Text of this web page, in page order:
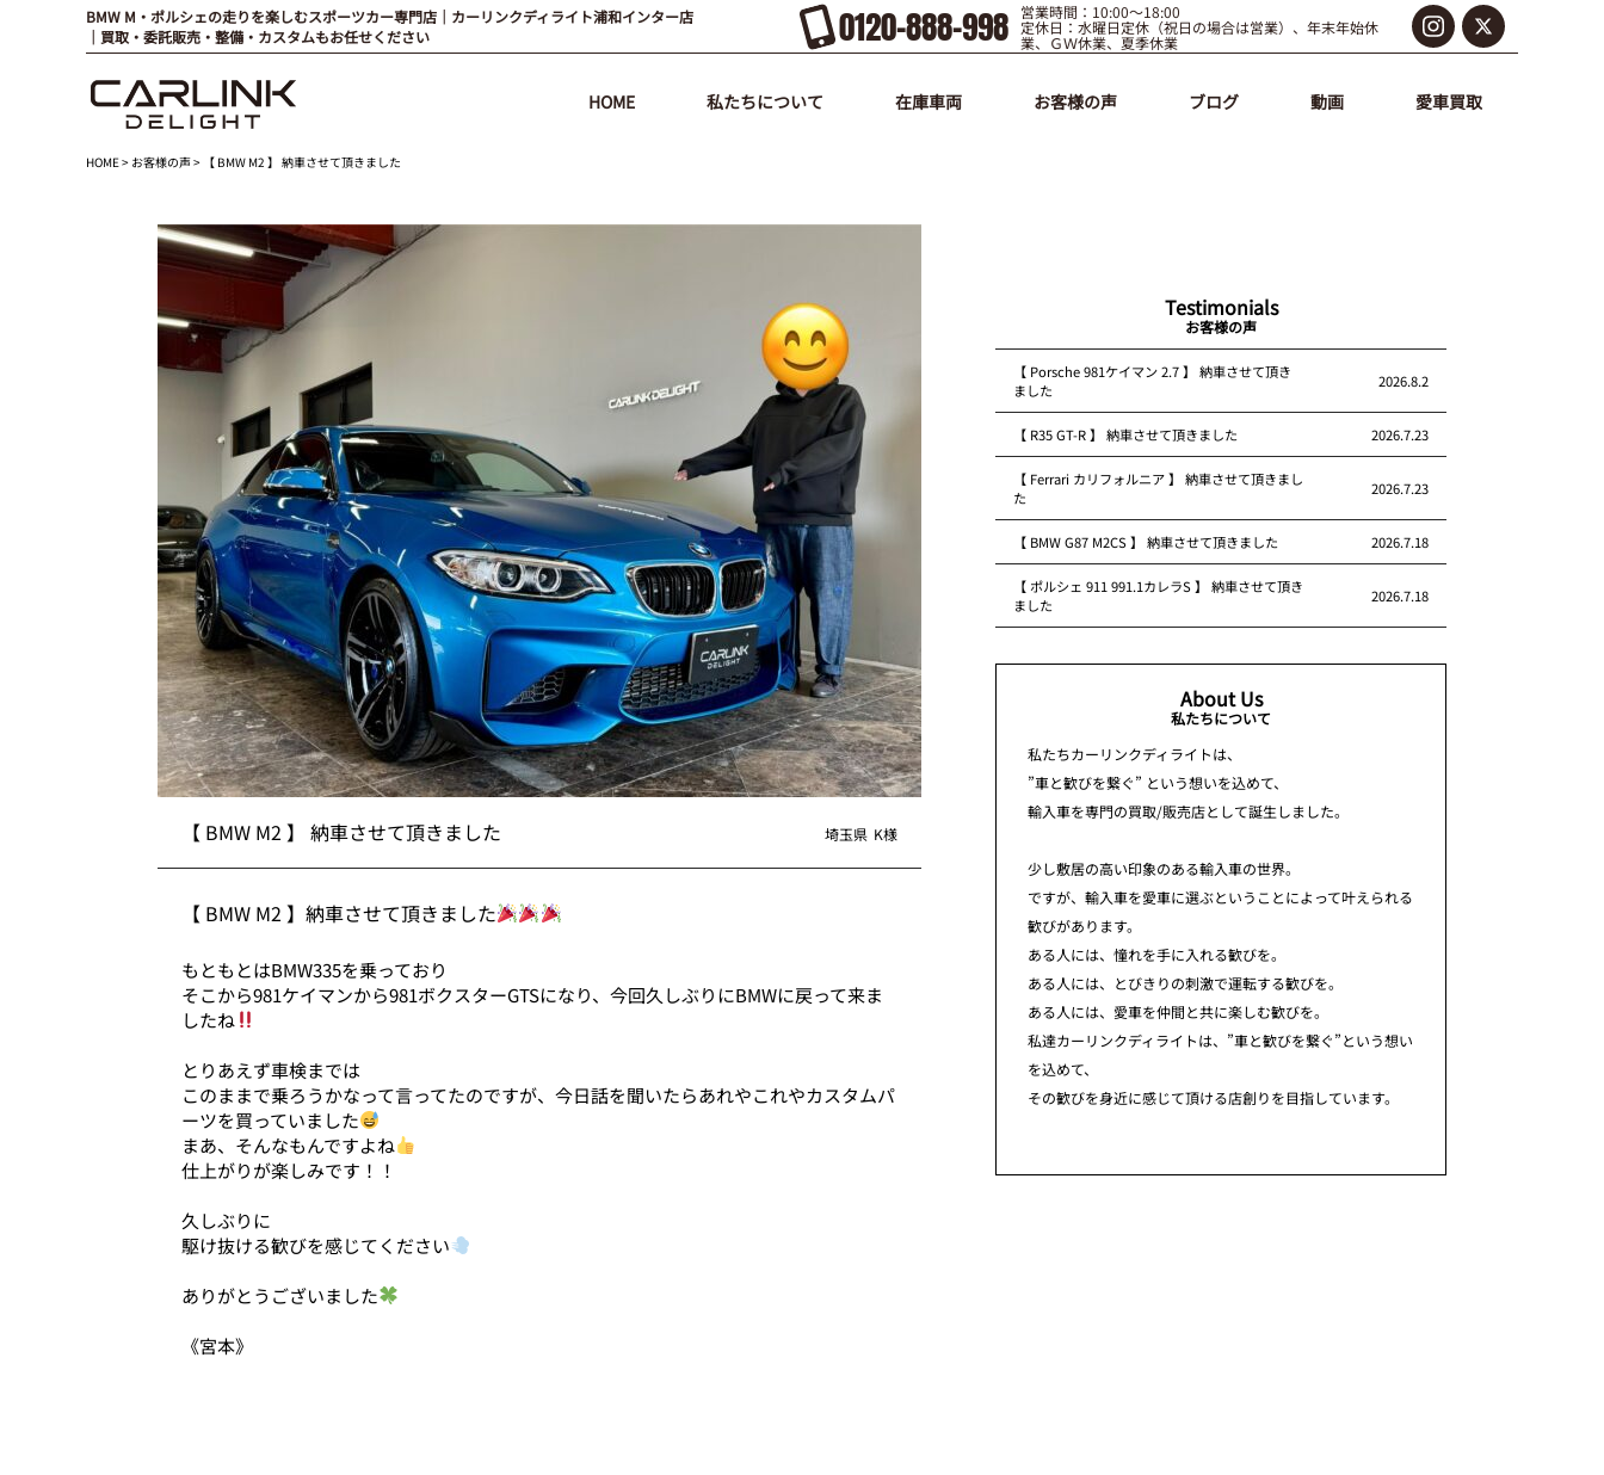
BMW M・ポルシェの走りを楽しむスポーツカー専門店｜カーリンクディライト浦和インター店
｜買取・委託販売・整備・カスタムもお任せください
0120-888-998 営業時間：10:00～18:00
定休日：水曜日定休（祝日の場合は営業）、年末年始休
業、ＧＷ休業、夏季休業
HOME 私たちについて 在庫車両 お客様の声 ブログ 動画 愛車買取
HOME> お客様の声> 【 BMW M2 】 納車させて頂きました
【 BMW M2 】 納車させて頂きました 埼玉県 K様
【 BMW M2 】納車させて頂きました
もともとはBMW335を乗っており
そこから981ケイマンから981ボクスターGTSになり、今回久しぶりにBMWに戻って来ま
したね
とりあえず車検までは
このままで乗ろうかなって言ってたのですが、今日話を聞いたらあれやこれやカスタムパ
ーツを買っていました
まあ、そんなもんですよね
仕上がりが楽しみです！！
久しぶりに
駆け抜ける歓びを感じてください
ありがとうございました
《宮本》
Testimonials
お客様の声
【 Porsche 981ケイマン 2.7 】 納車させて頂き
ました
2026.8.2
【 R35 GT-R 】 納車させて頂きました 2026.7.23
【 Ferrari カリフォルニア 】 納車させて頂きまし
た
2026.7.23
【 BMW G87 M2CS 】 納車させて頂きました 2026.7.18
【 ポルシェ 911 991.1カレラS 】 納車させて頂き
ました
2026.7.18
About Us
私たちについて
私たちカーリンクディライトは、
”車と歓びを繋ぐ” という想いを込めて、
輸入車を専門の買取/販売店として誕生しました。
少し敷居の高い印象のある輸入車の世界。
ですが、輸入車を愛車に選ぶということによって叶えられる
歓びがあります。
ある人には、憧れを手に入れる歓びを。
ある人には、とびきりの刺激で運転する歓びを。
ある人には、愛車を仲間と共に楽しむ歓びを。
私達カーリンクディライトは、”車と歓びを繋ぐ”という想い
を込めて、
その歓びを身近に感じて頂ける店創りを目指しています。